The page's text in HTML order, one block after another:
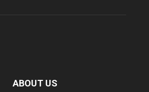
ABOUT US